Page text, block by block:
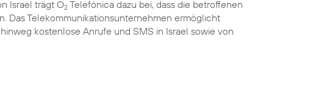
Israel trägt O2 Telefónica dazu bei, dass die betroffenen
Das Telekommunikations­unternehmen ermöglicht
kostenlose Anrufe und SMS in Israel sowie von